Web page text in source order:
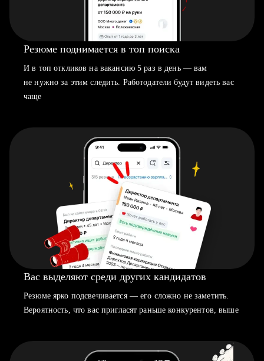
Резюме поднимается в топ поиска
И в топ откликов на вакансию 5 раз в день — вам
не нужно за этим следить. Работодатели будут видеть вас
чаще
Вас выделяют среди других кандидатов
Резюме ярко подсвечивается — его сложно не заметить.
Вероятность, что вас пригласят раньше конкурентов, выше